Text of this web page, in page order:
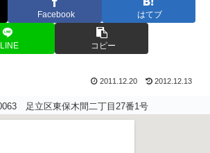
Facebook はてブ
LINE コピー
2011.12.20 2012.12.13
足立区東保木間二丁目27番1号